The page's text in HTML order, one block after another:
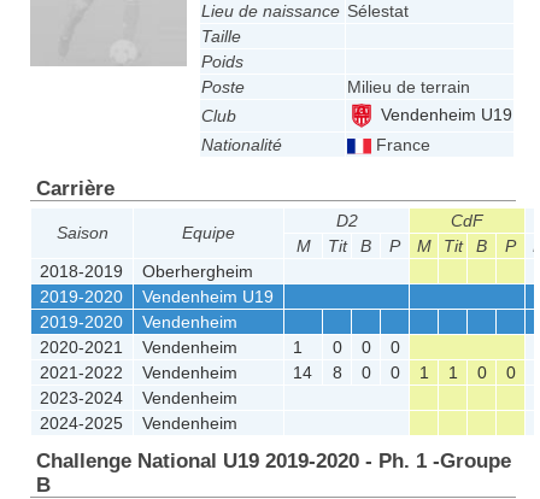
Lieu de naissance Sélestat
Taille
Poids
Poste
Milieu de terrain
Club
Vendenheim U19
Nationalité
France
Carrière
Saison Equipe
D2
CdF
M
Tit B P M Tit B P
2018-2019
Oberhergheim
2019-2020
Vendenheim U19
2019-2020
Vendenheim
2020-2021
Vendenheim 1 0 0
0
2021-2022
Vendenheim 14 8 0 0 1 1 0
0
2023-2024
Vendenheim
2024-2025
Vendenheim
Challenge National U19 2019-2020 - Ph. 1 -Groupe
B